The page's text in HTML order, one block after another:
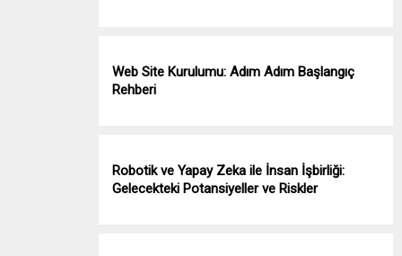
Web Site Kurulumu: Adım Adım Başlangıç
Rehberi
Robotik ve Yapay Zeka ile İnsan İşbirliği:
Gelecekteki Potansiyeller ve Riskler